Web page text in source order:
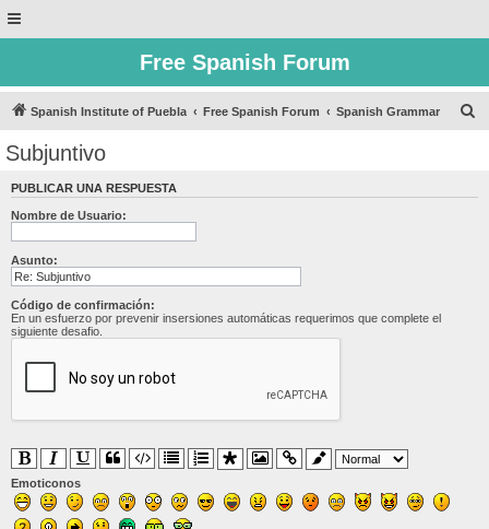
Free Spanish Forum
Spanish Institute of Puebla Free Spanish Forum Spanish Grammar
Subjuntivo
PUBLICAR UNA RESPUESTA
Nombre de Usuario:
Asunto:
Código de confirmación:
En un esfuerzo por prevenir insersiones automáticas requerimos que complete el
siguiente desafio.
Emoticonos